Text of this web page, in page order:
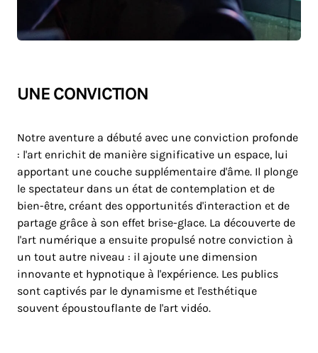
UNE CONVICTION
Notre aventure a débuté avec une conviction profonde
: l'art enrichit de manière significative un espace, lui
apportant une couche supplémentaire d'âme. Il plonge
le spectateur dans un état de contemplation et de
bien-être, créant des opportunités d'interaction et de
partage grâce à son effet brise-glace. La découverte de
l'art numérique a ensuite propulsé notre conviction à
un tout autre niveau : il ajoute une dimension
innovante et hypnotique à l'expérience. Les publics
sont captivés par le dynamisme et l'esthétique
souvent époustouflante de l'art vidéo.